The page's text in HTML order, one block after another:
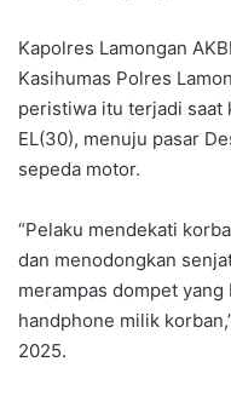
Kapolres Lamongan
Kasihumas Polres
peristiwa itu terjadi saat
EL(30), menuju pasar
sepeda motor.
“Pelaku mendekati
dan menodongkan
merampas dompet
handphone milik
2025.